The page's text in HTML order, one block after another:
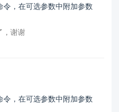
令，在可选参数中附加参数
，谢谢
令，在可选参数中附加参数